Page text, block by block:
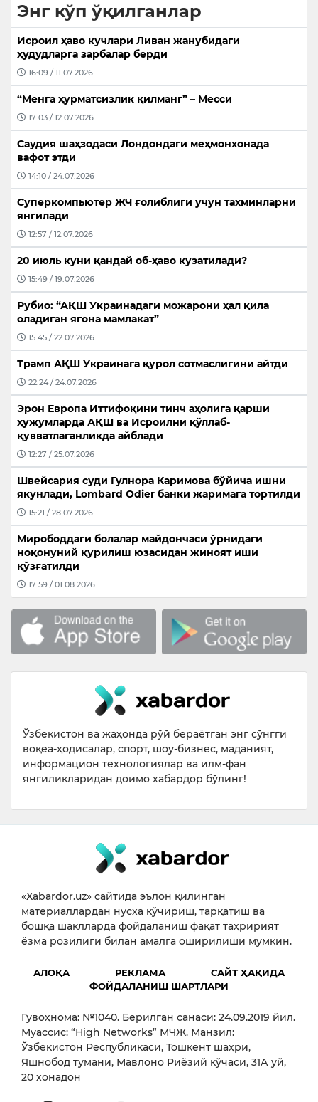
Энг кўп ўқилганлар
Исроил ҳаво кучлари Ливан жанубидаги
ҳудудларга зарбалар берди
16:09 / 11.07.2026
“Менга ҳурматсизлик қилманг” – Месси
17:03 / 12.07.2026
Саудия шаҳзодаси Лондондаги меҳмонхонада
вафот этди
14:10 / 24.07.2026
Суперкомпьютер ЖЧ ғолиблиги учун тахминларни
янгилади
12:57 / 12.07.2026
20 июль куни қандай об-ҳаво кузатилади?
15:49 / 19.07.2026
Рубио: “АҚШ Украинадаги можарони ҳал қила
оладиган ягона мамлакат”
15:45 / 22.07.2026
Трамп АҚШ Украинага қурол сотмаслигини айтди
22:24 / 24.07.2026
Эрон Европа Иттифоқини тинч аҳолига қарши
ҳужумларда АҚШ ва Исроилни қўллаб-
қувватлаганликда айблади
12:27 / 25.07.2026
Швейсария суди Гулнора Каримова бўйича ишни
якунлади, Lombard Odier банки жаримага тортилди
15:21 / 28.07.2026
Мирободдаги болалар майдончаси ўрнидаги
ноқонуний қурилиш юзасидан жиноят иши
қўзғатилди
17:59 / 01.08.2026
Ўзбекистон ва жаҳонда рўй бераётган энг сўнгги
воқеа-ҳодисалар, спорт, шоу-бизнес, маданият,
информацион технологиялар ва илм-фан
янгиликларидан доимо хабардор бўлинг!
«Xabardor.uz» сайтида эълон қилинган
материаллардан нусха кўчириш, тарқатиш ва
бошқа шаклларда фойдаланиш фақат таҳририят
ёзма розилиги билан амалга оширилиши мумкин.
АЛОҚА РЕКЛАМА
САЙТ ҲАҚИДА
ФОЙДАЛАНИШ ШАРТЛАРИ
Гувоҳнома: №1040. Берилган санаси: 24.09.2019 йил.
Муассис: “High Networks” МЧЖ. Манзил:
Ўзбекистон Республикаси, Тошкент шаҳри,
Яшнобод тумани, Мавлоно Риёзий кўчаси, 31А уй,
20 хонадон